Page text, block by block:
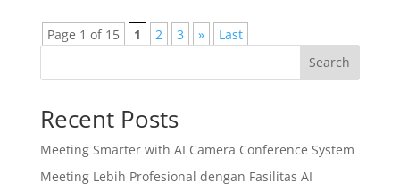
Page 1 of 15 1 2 3 »
Last
Search
Recent Posts
Meeting Smarter with AI Camera Conference System
Meeting Lebih Profesional dengan Fasilitas AI